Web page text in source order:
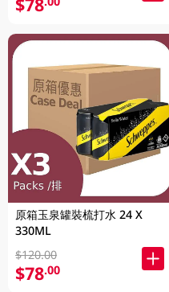
$78
原箱玉泉罐裝梳打水 24 X
330ML
$120.00
$78.00